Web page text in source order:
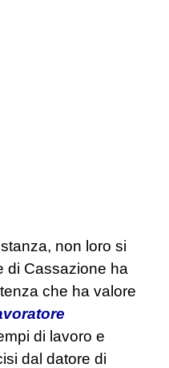
non loro si
di Cassazione ha
che ha valore
di lavoro e
dal datore di